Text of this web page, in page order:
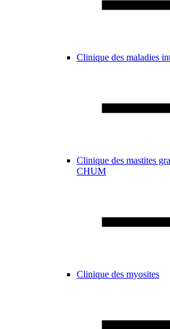
Clinique des maladies
Clinique des mastites
CHUM
Clinique des myosites